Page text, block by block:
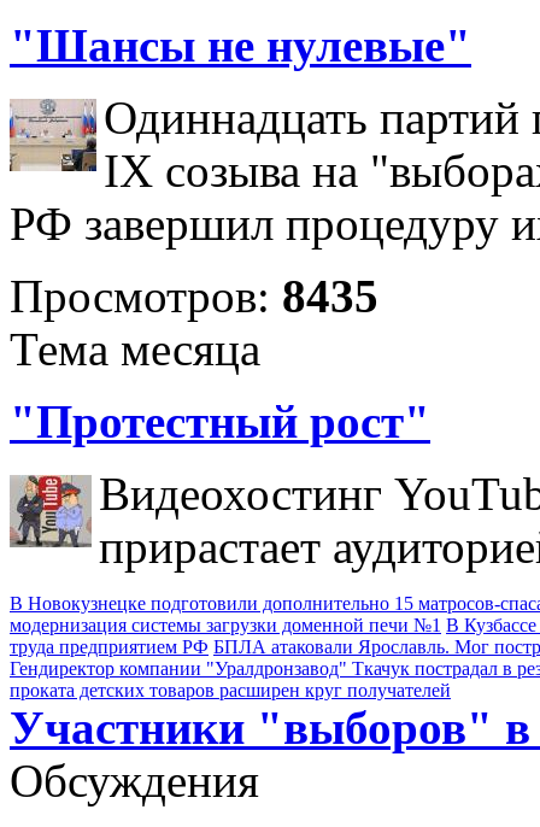
"Шансы не нулевые"
Одиннадцать партий
IX созыва на
РФ завершил процедуру
Просмотров: 8435
Тема месяца
"Протестный рост"
Видеохостинг
прирастает
В Новокузнецке подготовили дополнительно 15 матросов-
модернизация системы загрузки доменной печи №1 В
труда предприятием РФ БПЛА атаковали Ярославль. Мог
Гендиректор компании "Уралдронзавод" Ткачук пострадал в
проката детских товаров расширен круг получателей
Участники "выборов" в
Обсуждения